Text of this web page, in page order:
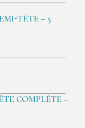
TÊTE – 5
COMPLÈTE –